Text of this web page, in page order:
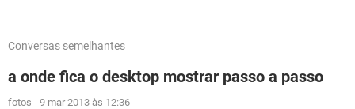
Conversas semelhantes
a onde fica o desktop mostrar passo a passo
fotos - 9 mar 2013 às 12:36